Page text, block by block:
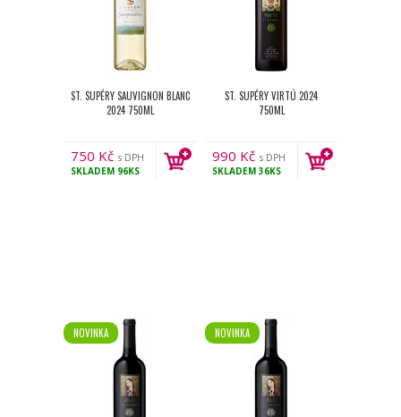
ST. SUPÉRY SAUVIGNON BLANC
2024 750ML
750 Kč s DPH
SKLADEM 96KS
ST. SUPÉRY VIRTÚ 2024
750ML
990 Kč s DPH
SKLADEM36KS
NOVINKA NOVINKA